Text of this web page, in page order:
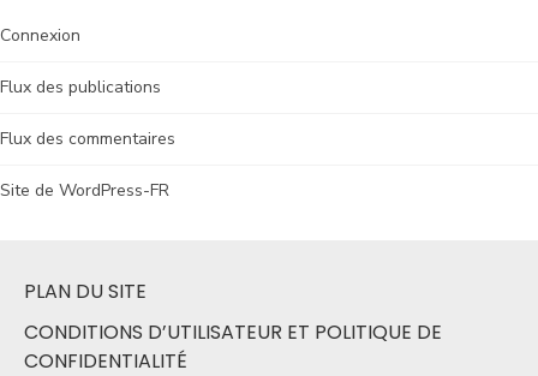
Connexion
Flux des publications
Flux des commentaires
Site de WordPress-FR
PLAN DU SITE
CONDITIONS D’UTILISATEUR ET POLITIQUE DE
CONFIDENTIALITÉ